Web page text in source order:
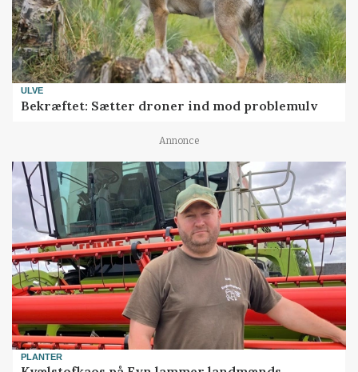
ULVE
Bekræftet: Sætter droner ind mod problemulv
Annonce
PLANTER